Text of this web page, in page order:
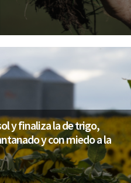
y finaliza la de trigo,
y con miedo a la